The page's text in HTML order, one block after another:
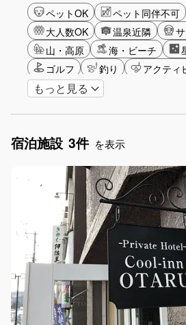
ペットOK ペット同伴不可
大人数OK
温泉近隣
山・高原
海・ビーチ
ゴルフ
釣り
アクティ
ショッピング
もっと見る
宿泊施設 3件 を表示